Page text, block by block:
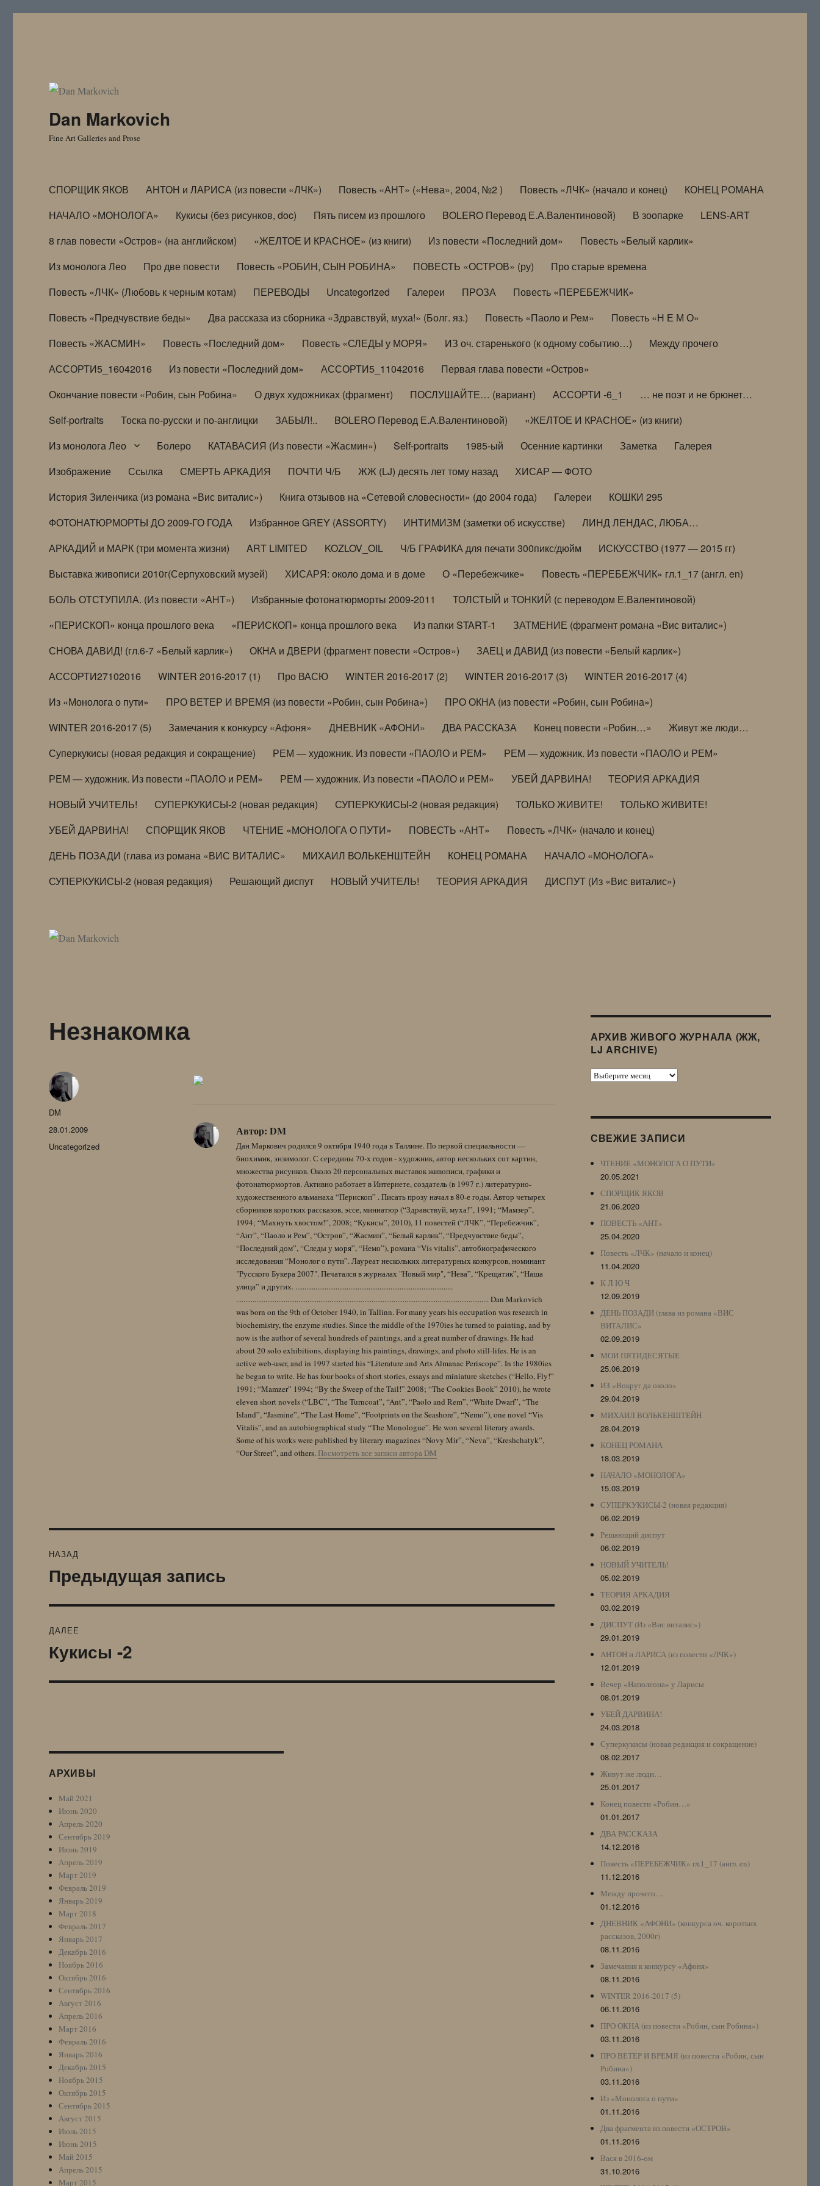
Dan Markovich
Fine Art Galleries and Prose
СПОРЩИК ЯКОВ АНТОН и ЛАРИСА (из повести «ЛЧК») Повесть «АНТ» («Нева», 2004, №2 ) Повесть «ЛЧК» (начало и конец)
КОНЕЦ РОМАНА
НАЧАЛО «МОНОЛОГА»
Кукисы (без рисунков, doc) Пять писем из прошлого BOLERO Перевод Е.А.Валентиновой) В зоопарке
LENS-ART
8 глав повести «Остров» (на английском)
«ЖЕЛТОЕ И КРАСНОЕ» (из книги) Из повести «Последний дом»
Повесть «Белый карлик»
Из монолога Лео
Про две повести Повесть «РОБИН, СЫН РОБИНА» ПОВЕСТЬ «ОСТРОВ» (ру)
Про старые времена
Повесть «ЛЧК» (Любовь к черным котам)
ПЕРЕВОДЫ Uncategorized Галереи ПРОЗА
Повесть «ПЕРЕБЕЖЧИК»
Повесть «Предчувствие беды»
Два рассказа из сборника «Здравствуй, муха!» (Болг. яз.) Повесть «Паоло и Рем»
Повесть «Н Е М О»
Повесть «ЖАСМИН»
Повесть «Последний дом» Повесть «СЛЕДЫ у МОРЯ» ИЗ оч. старенького (к одному событию…)
Между прочего
АССОРТИ5_16042016
Из повести «Последний дом» АССОРТИ5_11042016
Первая глава повести «Остров»
Окончание повести «Робин, сын Робина»
О двух художниках (фрагмент) ПОСЛУШАЙТЕ… (вариант) АССОРТИ -6_1
… не поэт и не брюнет…
Self-portraits
Тоска по-русски и по-англицки ЗАБЫЛ!.. BOLERO Перевод Е.А.Валентиновой)
«ЖЕЛТОЕ И КРАСНОЕ» (из книги)
Из монолога Лео
Болеро КАТАВАСИЯ (Из повести «Жасмин») Self-portraits 1985-ый Осенние картинки Заметка
Галерея
Изображение
Ссылка СМЕРТЬ АРКАДИЯ ПОЧТИ Ч/Б ЖЖ (LJ) десять лет тому назад
ХИСАР — ФОТО
История Зиленчика (из романа «Вис виталис»)
Книга отзывов на «Сетевой словесности» (до 2004 года) Галереи
КОШКИ 295
ФОТОНАТЮРМОРТЫ ДО 2009-ГО ГОДА
Избранное GREY (ASSORTY) ИНТИМИЗМ (заметки об искусстве)
ЛИНД ЛЕНДАС, ЛЮБА…
АРКАДИЙ и МАРК (три момента жизни)
ART LIMITED KOZLOV_OIL Ч/Б ГРАФИКА для печати 300пикс/дюйм
ИСКУССТВО (1977 — 2015 гг)
Выставка живописи 2010г(Серпуховский музей)
ХИСАРЯ: около дома и в доме О «Перебежчике»
Повесть «ПЕРЕБЕЖЧИК» гл.1_17 (англ. en)
БОЛЬ ОТСТУПИЛА. (Из повести «АНТ»)
Избранные фотонатюрморты 2009-2011
ТОЛСТЫЙ и ТОНКИЙ (с переводом Е.Валентиновой)
«ПЕРИСКОП» конца прошлого века
«ПЕРИСКОП» конца прошлого века Из папки START-1
ЗАТМЕНИЕ (фрагмент романа «Вис виталис»)
СНОВА ДАВИД! (гл.6-7 «Белый карлик»)
ОКНА и ДВЕРИ (фрагмент повести «Остров»)
ЗАЕЦ и ДАВИД (из повести «Белый карлик»)
АССОРТИ27102016
WINTER 2016-2017 (1) Про ВАСЮ WINTER 2016-2017 (2) WINTER 2016-2017 (3)
WINTER 2016-2017 (4)
Из «Монолога о пути»
ПРО ВЕТЕР И ВРЕМЯ (из повести «Робин, сын Робина»)
ПРО ОКНА (из повести «Робин, сын Робина»)
WINTER 2016-2017 (5)
Замечания к конкурсу «Афоня» ДНЕВНИК «АФОНИ» ДВА РАССКАЗА Конец повести «Робин…»
Живут же люди…
Суперкукисы (новая редакция и сокращение)
РЕМ — художник. Из повести «ПАОЛО и РЕМ»
РЕМ — художник. Из повести «ПАОЛО и РЕМ»
РЕМ — художник. Из повести «ПАОЛО и РЕМ»
РЕМ — художник. Из повести «ПАОЛО и РЕМ» УБЕЙ ДАРВИНА!
ТЕОРИЯ АРКАДИЯ
НОВЫЙ УЧИТЕЛЬ!
СУПЕРКУКИСЫ-2 (новая редакция) СУПЕРКУКИСЫ-2 (новая редакция) ТОЛЬКО ЖИВИТЕ!
ТОЛЬКО ЖИВИТЕ!
УБЕЙ ДАРВИНА!
СПОРЩИК ЯКОВ ЧТЕНИЕ «МОНОЛОГА О ПУТИ» ПОВЕСТЬ «АНТ»
Повесть «ЛЧК» (начало и конец)
ДЕНЬ ПОЗАДИ (глава из романа «ВИС ВИТАЛИС»
МИХАИЛ ВОЛЬКЕНШТЕЙН КОНЕЦ РОМАНА
НАЧАЛО «МОНОЛОГА»
СУПЕРКУКИСЫ-2 (новая редакция)
Решающий диспут НОВЫЙ УЧИТЕЛЬ! ТЕОРИЯ АРКАДИЯ ДИСПУТ (Из «Вис виталис»)
Незнакомка
Автор: DM
Дан Маркович родился 9 октября 1940 года в Таллине. По первой специальности —
биохимик, энзимолог. С середины 70-х годов - художник, автор нескольких сот картин,
множества рисунков. Около 20 персональных выставок живописи, графики и
фотонатюрмортов. Активно работает в Интернете, создатель (в 1997 г.) литературно-
художественного альманаха “Перископ” . Писать прозу начал в 80-е годы. Автор четырех
сборников коротких рассказов, эссе, миниатюр (“Здравствуй, муха!”, 1991; “Мамзер”,
1994; “Махнуть хвостом!”, 2008; “Кукисы”, 2010), 11 повестей (“ЛЧК”, “Перебежчик”,
“Ант”, “Паоло и Рем”, “Остров”, “Жасмин”, “Белый карлик”, “Предчувствие беды”,
“Последний дом”, “Следы у моря”, “Немо”), романа “Vis vitalis”, автобиографического
исследования “Монолог о пути”. Лауреат нескольких литературных конкурсов, номинант
"Русского Букера 2007". Печатался в журналах "Новый мир", “Нева”, “Крещатик”, “Наша
улица” и других. ......................................................................................
.......................................................................................................................................... Dan Markovich
was born on the 9th of October 1940, in Tallinn. For many years his occupation was research in
biochemistry, the enzyme studies. Since the middle of the 1970ies he turned to painting, and by
now is the author of several hundreds of paintings, and a great number of drawings. He had
about 20 solo exhibitions, displaying his paintings, drawings, and photo still-lifes. He is an
active web-user, and in 1997 started his “Literature and Arts Almanac Periscope”. In the 1980ies
he began to write. He has four books of short stories, essays and miniature sketches (“Hello, Fly!”
1991; “Mamzer” 1994; “By the Sweep of the Tail!” 2008; “The Cookies Book” 2010), he wrote
eleven short novels (“LBC”, “The Turncoat”, “Ant”, “Paolo and Rem”, “White Dwarf”, “The
Island”, “Jasmine”, “The Last Home”, “Footprints on the Seashore”, “Nemo”), one novel “Vis
Vitalis”, and an autobiographical study “The Monologue”. He won several literary awards.
Some of his works were published by literary magazines “Novy Mir”, “Neva”, “Kreshchatyk”,
“Our Street”, and others. Посмотреть все записи автора DM
Автор
DM
Опубликовано
28.01.2009
Рубрики
Uncategorized
по
НАЗАД
Предыдущая
запись:
Предыдущая запись
ДАЛЕЕ
Следующая
запись:
Кукисы -2
АРХИВЫ
Май 2021
Июнь 2020
Апрель 2020
Сентябрь 2019
Июнь 2019
Апрель 2019
Март 2019
Февраль 2019
Январь 2019
Март 2018
Февраль 2017
Январь 2017
Декабрь 2016
Ноябрь 2016
Октябрь 2016
Сентябрь 2016
Август 2016
Апрель 2016
Март 2016
Февраль 2016
Январь 2016
Декабрь 2015
Ноябрь 2015
Октябрь 2015
Сентябрь 2015
Август 2015
Июль 2015
Июнь 2015
Май 2015
Апрель 2015
Март 2015
АРХИВ ЖИВОГО ЖУРНАЛА (ЖЖ,
LJ ARCHIVE)
Архив
Archive)
СВЕЖИЕ ЗАПИСИ
ЧТЕНИЕ «МОНОЛОГА О ПУТИ»
20.05.2021
СПОРЩИК ЯКОВ
21.06.2020
ПОВЕСТЬ «АНТ»
25.04.2020
Повесть «ЛЧК» (начало и конец)
11.04.2020
К Л Ю Ч
12.09.2019
ДЕНЬ ПОЗАДИ (глава из романа «ВИС
ВИТАЛИС»
02.09.2019
МОИ ПЯТИДЕСЯТЫЕ
25.06.2019
ИЗ «Вокруг да около»
29.04.2019
МИХАИЛ ВОЛЬКЕНШТЕЙН
28.04.2019
КОНЕЦ РОМАНА
18.03.2019
НАЧАЛО «МОНОЛОГА»
15.03.2019
СУПЕРКУКИСЫ-2 (новая редакция)
06.02.2019
Решающий диспут
06.02.2019
НОВЫЙ УЧИТЕЛЬ!
05.02.2019
ТЕОРИЯ АРКАДИЯ
03.02.2019
ДИСПУТ (Из «Вис виталис»)
29.01.2019
АНТОН и ЛАРИСА (из повести «ЛЧК»)
12.01.2019
Вечер «Наполеона» у Ларисы
08.01.2019
УБЕЙ ДАРВИНА!
24.03.2018
Суперкукисы (новая редакция и сокращение)
08.02.2017
Живут же люди…
25.01.2017
Конец повести «Робин…»
01.01.2017
ДВА РАССКАЗА
14.12.2016
Повесть «ПЕРЕБЕЖЧИК» гл.1_17 (англ. en)
11.12.2016
Между прочего…
01.12.2016
ДНЕВНИК «АФОНИ» (конкурса оч. коротких
рассказов, 2000г)
08.11.2016
Замечания к конкурсу «Афоня»
08.11.2016
WINTER 2016-2017 (5)
06.11.2016
ПРО ОКНА (из повести «Робин, сын Робина»)
03.11.2016
ПРО ВЕТЕР И ВРЕМЯ (из повести «Робин, сын
Робина»)
03.11.2016
Из «Монолога о пути»
01.11.2016
Два фрагмента из повести «ОСТРОВ»
01.11.2016
Вася в 2016-ом
31.10.2016